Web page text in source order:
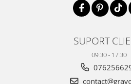
SUPORT
09:30 - 17:30